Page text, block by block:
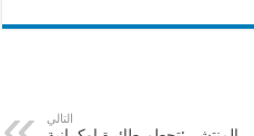
التالي